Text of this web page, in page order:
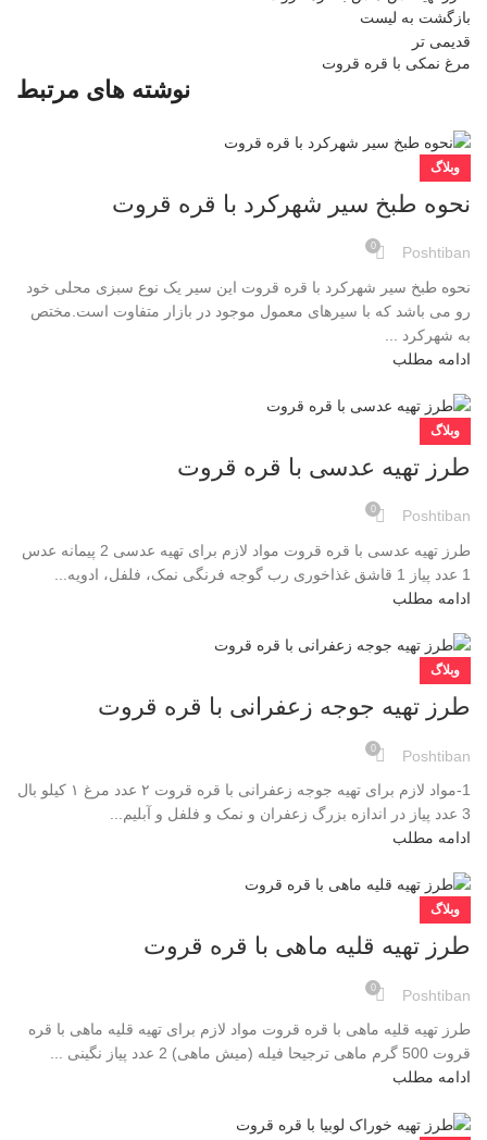
بازگشت به لیست
قدیمی تر
مرغ نمکی با قره قروت
نوشته های مرتبط
وبلاگ
نحوه طبخ سیر شهرکرد با قره قروت
Poshtiban
0
نحوه طبخ سیر شهرکرد با قره قروت این سیر یک نوع سبزی محلی خود
رو می باشد که با سیرهای معمول موجود در بازار متفاوت است.مختص
به شهرکرد ...
ادامه مطلب
وبلاگ
طرز تهیه عدسی با قره قروت
Poshtiban
0
طرز تهیه عدسی با قره قروت مواد لازم برای تهیه عدسی 2 پیمانه عدس
1 عدد پیاز 1 قاشق غذاخوری رب گوجه فرنگی نمک، فلفل، ادویه...
ادامه مطلب
وبلاگ
طرز تهیه جوجه زعفرانی با قره قروت
Poshtiban
0
1-مواد لازم برای تهیه جوجه زعفرانی با قره قروت ۲ عدد مرغ ۱ کیلو بال
3 عدد پیاز در اندازه بزرگ زعفران و نمک و فلفل و آبلیم...
ادامه مطلب
وبلاگ
طرز تهیه قلیه ماهی با قره قروت
Poshtiban
0
طرز تهیه قلیه ماهی با قره قروت مواد لازم برای تهیه قلیه ماهی با قره
قروت 500 گرم ماهی ترجیحا فیله (میش ماهی) 2 عدد پیاز نگینی ...
ادامه مطلب